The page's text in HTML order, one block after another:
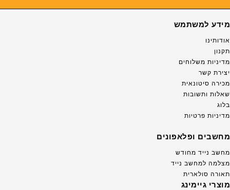
מידע למשתמש
אודותינו
תקנון
מדיניות משלוחים
יצירת קשר
מכירה סיטונאית
שאלות ותשובות
בלוג
מדיניות פרטיות
מחשבים ופלאפונים
מחשב נייד מחודש
מצלמה למחשב נייד
תאורה סולארית
מוצרי גיימינג